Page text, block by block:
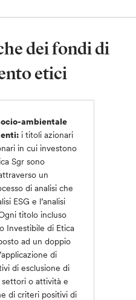
dei fondi di
etici
ambientale
i titoli azionari
in cui investono
Sgr sono
un
di analisi che
ESG e l’analisi
titolo incluso
Investibile di Etica
ad un doppio
di
di esclusione di
o attività e
di criteri positivi di